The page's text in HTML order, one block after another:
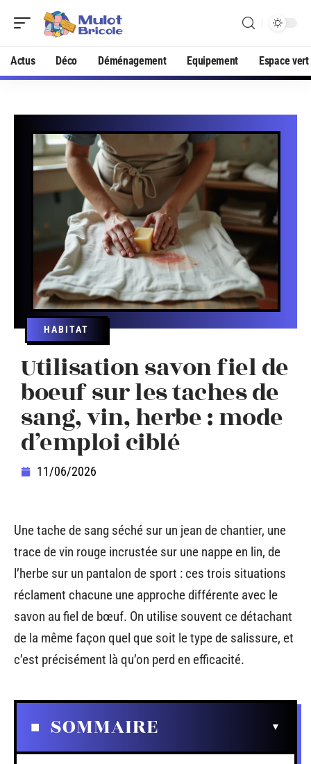
Actus Déco Déménagement Equipement Espace vert
HABITAT
Utilisation savon fiel de
boeuf sur les taches de
sang, vin, herbe : mode
d’emploi ciblé
11/06/2026
Une tache de sang séché sur un jean de chantier, une
trace de vin rouge incrustée sur une nappe en lin, de
l’herbe sur un pantalon de sport : ces trois situations
réclament chacune une approche différente avec le
savon au fiel de bœuf. On utilise souvent ce détachant
de la même façon quel que soit le type de salissure, et
c’est précisément là qu’on perd en efficacité.
SOMMAIRE